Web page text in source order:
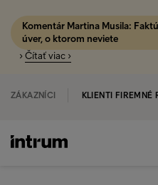
Komentár Martina Musila:
úver, o ktorom neviete
› Čítať viac ›
ZÁKAZNÍCI KLIENTI FIREMNÉ